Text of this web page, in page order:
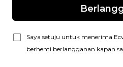
Saya setuju untuk menerima
berhenti berlangganan kapan